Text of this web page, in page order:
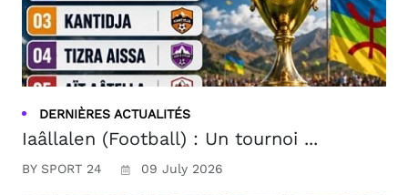
DERNIÈRES ACTUALITÉS
Iaâllalen (Football) : Un tournoi ...
BY SPORT 24 09 July 2026